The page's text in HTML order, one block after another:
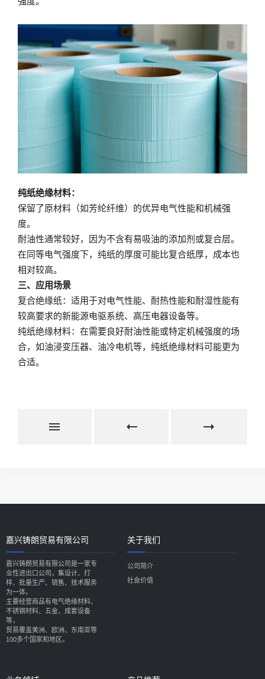
纯纸绝缘材料：
保留了原材料（如芳纶纤维）的优异电气性能和机械强
度。
耐油性通常较好，因为不含有易吸油的添加剂或复合层。
在同等电气强度下，纯纸的厚度可能比复合纸厚，成本也
相对较高。
三、应用场景
复合绝缘纸：适用于对电气性能、耐热性能和耐湿性能有
较高要求的新能源电驱系统、高压电器设备等。
纯纸绝缘材料：在需要良好耐油性能或特定机械强度的场
合，如油浸变压器、油冷电机等，纯纸绝缘材料可能更为
合适。
嘉兴铸朗贸易有限公司
嘉兴铸朗贸易有限公司是一家专
业性进出口公司，集设计、打
样、批量生产、销售、技术服务
为一体。
主要经营商品有电气绝缘材料、
不锈钢材料、五金、成套设备
等，
贸易覆盖美洲、欧洲、东南亚等
100多个国家和地区。
关于我们
公司简介
社会价值